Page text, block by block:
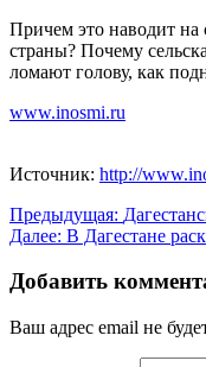
Причем это наводит на
страны? Почему
ломают голову, как
www.inosmi.ru
Источник: http://
Навигация
по
записям
Предыдущая:
Далее: В Дагестане
Добавить
Ваш адрес email не